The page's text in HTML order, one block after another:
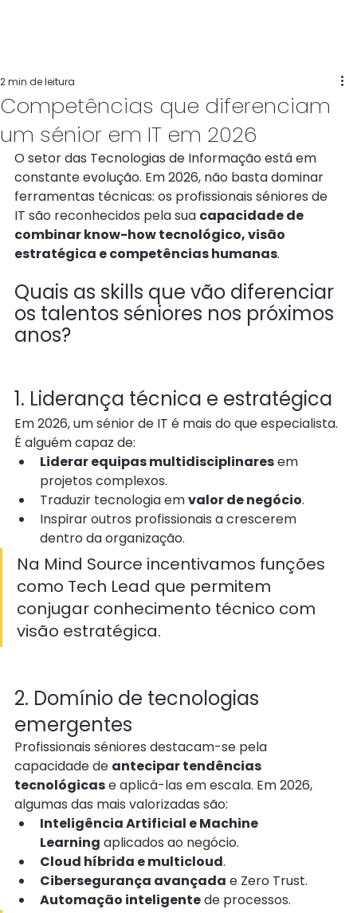
Competências que diferenciam
um sénior em IT em 2026
2 min de leitura
O setor das Tecnologias de Informação está em
constante evolução. Em 2026, não basta dominar
ferramentas técnicas: os profissionais séniores de
IT são reconhecidos pela sua capacidade de
combinar know-how tecnológico, visão
estratégica e competências humanas.
Quais as skills que vão diferenciar
os talentos séniores nos próximos
anos?
1. Liderança técnica e estratégica
Em 2026, um sénior de IT é mais do que especialista.
É alguém capaz de:
Liderar equipas multidisciplinares em
projetos complexos.
Traduzir tecnologia em valor de negócio.
Inspirar outros profissionais a crescerem
dentro da organização.
Na Mind Source incentivamos funções
como Tech Lead que permitem
conjugar conhecimento técnico com
visão estratégica.
2. Domínio de tecnologias
emergentes
Profissionais séniores destacam-se pela
capacidade de antecipar tendências
tecnológicas e aplicá-las em escala. Em 2026,
algumas das mais valorizadas são:
Inteligência Artificial e Machine
Learning aplicados ao negócio.
Cloud híbrida e multicloud.
Cibersegurança avançada e Zero Trust.
Automação inteligente de processos.